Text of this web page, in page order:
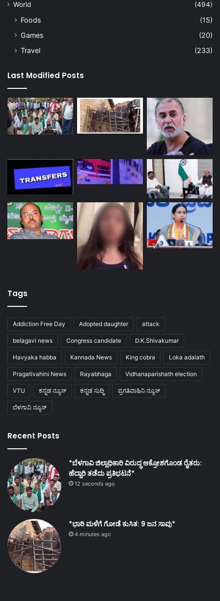
World
(494)
Foods
(15)
Games
(20)
Travel
(233)
Last Modified Posts
Tags
Addiction Free Day Adopted daughter attack
belagavi news Congress candidate D.K.Shivakumar
Havyaka habba Kannada News King cobra Loka adalath
Pragativahini News Rayabhaga Vidhanaparishath election
VTU ಕನ್ನಡ ನ್ಯೂಸ್ ಕನ್ನಡ ಸುದ್ದಿ ಪ್ರಗತಿವಾಹಿನಿ ನ್ಯೂಸ್
ಬೆಳಗಾವಿ ನ್ಯೂಸ್
Recent Posts
*ಬೆಳಗಾವಿ ಜಿಲ್ಲಾಧಿಕಾರಿ ವಿರುದ್ಧ ಆಕ್ರೋಶಗೊಂಡ ರೈತರು:
ಹೆದ್ದಾರಿ ತಡೆದು ಪ್ರತಿಭಟನೆ*
12 seconds ago
*ಭಾರಿ ಮಳೆಗೆ ಗೋಡೆ ಕುಸಿತ: 9 ಜನ ಸಾವು*
4 minutes ago